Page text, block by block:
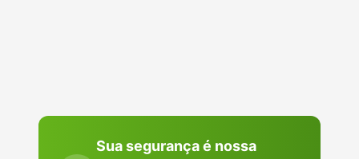
Sua segurança é nossa